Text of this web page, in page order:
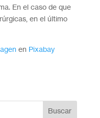
En el caso de que
en el último
en Pixabay